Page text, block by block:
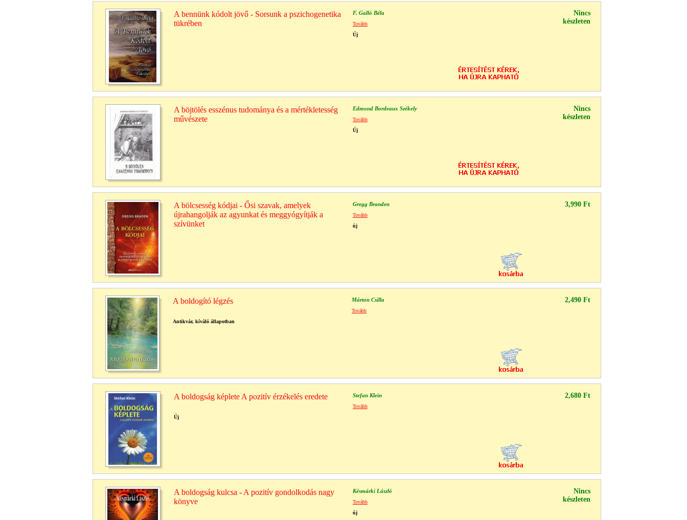
A bennünk kódolt jövő - Sorsunk a pszichogenetika
tükrében
F. Galló Béla
Nincs
készleten
Tovább
Új
A böjtölés esszénus tudománya és a mértékletesség
művészete
Edmond Bordeaux Székely
Nincs
készleten
Tovább
Új
A bölcsesség kódjai - Ősi szavak, amelyek
újrahangolják az agyunkat és meggyógyítják a
szívünket
Gregg Branden 3,990 Ft
Tovább
új
A boldogító légzés Márton Csilla 2,490 Ft
Tovább
Antikvár, kíváló állapotban
A boldogság képlete A pozitív érzékelés eredete Stefan Klein 2,680 Ft
Tovább
Új
A boldogság kulcsa - A pozitív gondolkodás nagy
könyve
Késmárki László
Nincs
készleten
Tovább
új